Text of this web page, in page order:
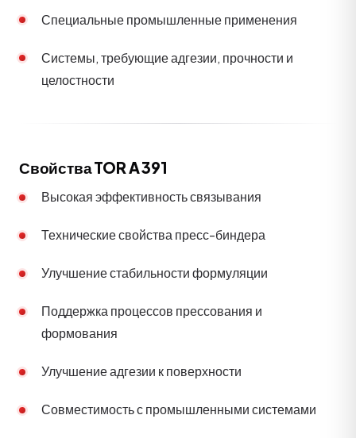
Специальные промышленные применения
Системы, требующие адгезии, прочности и
целостности
Свойства TOR A 391
Высокая эффективность связывания
Технические свойства пресс-биндера
Улучшение стабильности формуляции
Поддержка процессов прессования и
формования
Улучшение адгезии к поверхности
Совместимость с промышленными системами